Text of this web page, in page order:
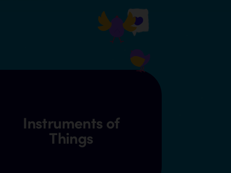
Instruments of
Things